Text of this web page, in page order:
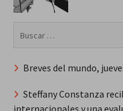
Breves del mundo,
Steffany Constanza